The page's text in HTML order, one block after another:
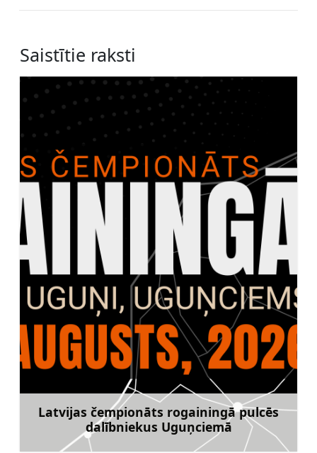
Saistītie raksti
Latvijas čempionāts rogainingā pulcēs
dalībniekus Uguņciemā
Uzzināt vairāk